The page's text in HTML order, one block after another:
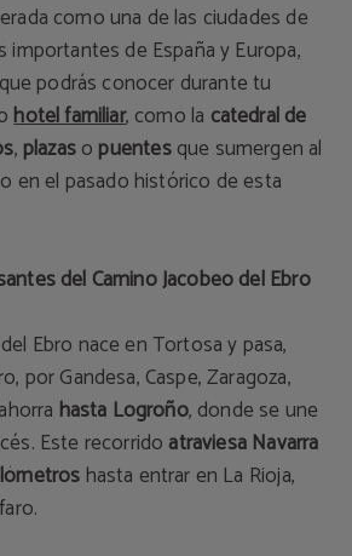
como una de las ciudades de
importantes de España y Europa,
podrás conocer durante tu
hotel familiar, como la catedral de
,plazasopuentesque sumergen al
en el pasado histórico de esta
del Camino Jacobeo del Ebro
Ebro nace en Tortosa y pasa,
por Gandesa, Caspe, Zaragoza,
hasta Logroño, donde se une
Este recorrido atraviesa Navarra
hasta entrar en La Rioja,